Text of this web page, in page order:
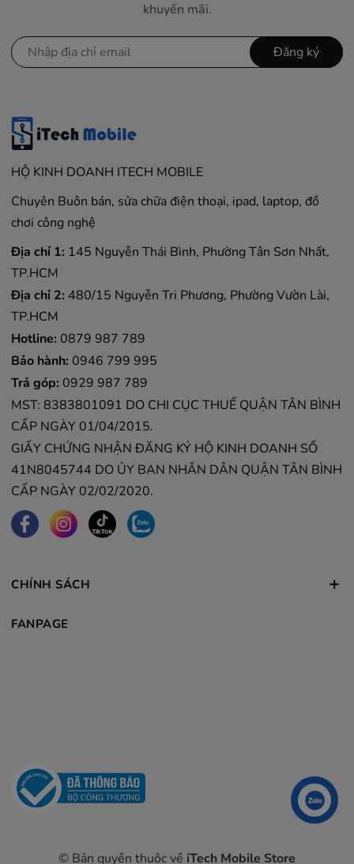
khuyến mãi.
Đăng ký
HỘ KINH DOANH ITECH MOBILE
Chuyên Buôn bán, sửa chữa điện thoại, ipad, laptop, đồ
chơi công nghệ
Địa chỉ 1: 145 Nguyễn Thái Bình, Phường Tân Sơn Nhất,
TP.HCM
Địa chỉ 2: 480/15 Nguyễn Tri Phương, Phường Vườn Lài,
TP.HCM
Hotline: 0879 987 789
Bảo hành: 0946 799 995
Trả góp: 0929 987 789
MST: 8383801091 DO CHI CỤC THUẾ QUẬN TÂN BÌNH
CẤP NGÀY 01/04/2015.
GIẤY CHỨNG NHẬN ĐĂNG KÝ HỘ KINH DOANH SỐ
41N8045744 DO ỦY BAN NHÂN DÂN QUẬN TÂN BÌNH
CẤP NGÀY 02/02/2020.
CHÍNH SÁCH
FANPAGE
© Bản quyền thuộc về iTech Mobile Store
Liên hệ